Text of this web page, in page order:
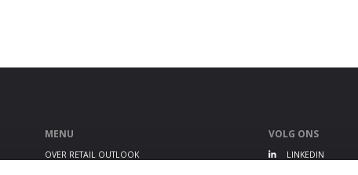
MENU
OVER RETAIL OUTLOOK
VOLG ONS
LINKEDIN